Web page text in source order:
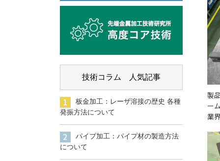
製
ー
業
技術コラム 人気記事
板金加工：レーザ溶接の歴史 各種
発振方法について
パイプ加工：パイプ材の製造方法
について